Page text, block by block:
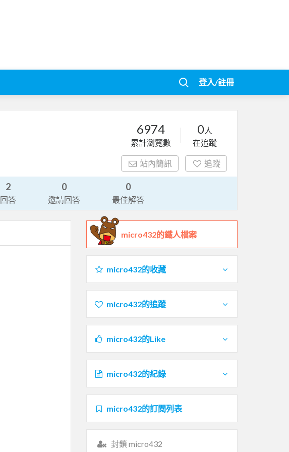
登入/註冊
6974
累計瀏覽數
0人
在追蹤
站內簡訊 追蹤
2
回答
0
邀請回答
0
最佳解答
micro432的鐵人檔案
micro432的收藏
micro432的追蹤
micro432的Like
micro432的紀錄
micro432的訂閱列表
封鎖 micro432